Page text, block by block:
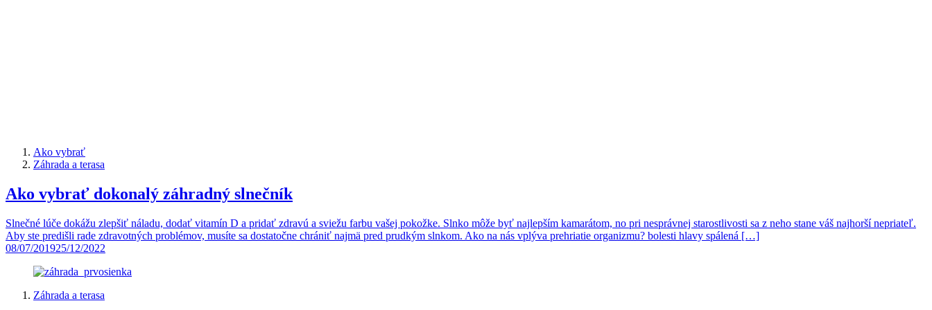
Ako vybrať
Záhrada a terasa
Ako vybrať dokonalý záhradný slnečník
Slnečné lúče dokážu zlepšiť náladu, dodať vitamín D a pridať zdravú a sviežu farbu vašej pokožke. Slnko môže byť najlepším kamarátom, no pri nesprávnej starostlivosti sa z neho stane váš najhorší nepriateľ.
Aby ste predišli rade zdravotných problémov, musíte sa dostatočne chrániť najmä pred prudkým slnkom. Ako na nás vplýva prehriatie organizmu? bolesti hlavy spálená […]
08/07/201925/12/2022
Záhrada a terasa